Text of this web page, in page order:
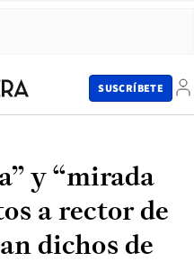
SUSCRÍBETE
y “mirada
a rector de
dichos de